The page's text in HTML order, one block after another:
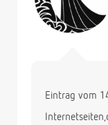
Eintrag vom